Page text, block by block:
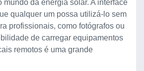
mundo da energia solar. A interface
qualquer um possa utilizá-lo sem
profissionais, como fotógrafos ou
de carregar equipamentos
remotos é uma grande